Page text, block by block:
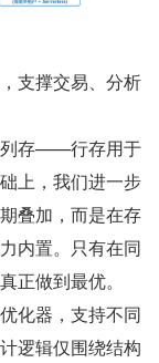
支撑交易、分析
列存——行存用于
上，我们进一步
叠加，而是在存
内置。只有在同
正做到最优。
化器，支持不同
逻辑仅围绕结构